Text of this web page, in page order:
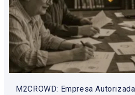
M2CROWD: Empresa